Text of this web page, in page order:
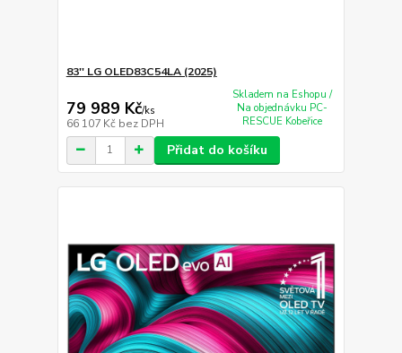
83'' LG OLED83C54LA (2025)
79 989 Kč/ks
66 107 Kč bez DPH
Skladem na Eshopu /
Na objednávku PC-
RESCUE Kobeřice
Přidat do košíku